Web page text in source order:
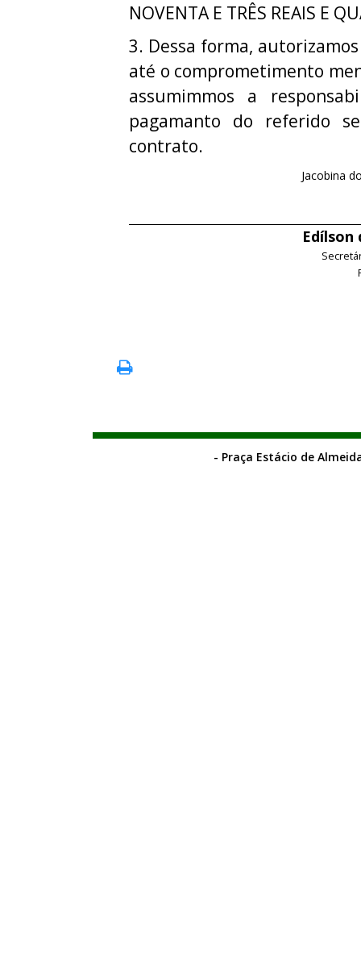
NOVENTA E TRÊS REAIS E
3. Dessa forma,
até o comprometimento
assumimmos a
pagamanto do referido
contrato.
Jacobina
Edílson
- Praça Estácio de